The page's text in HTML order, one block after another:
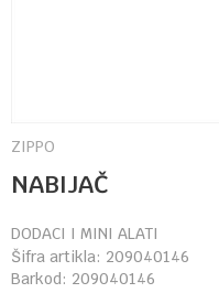
ZIPPO
NABIJAČ
DODACI I MINI ALATI
Šifra artikla: 209040146
Barkod: 209040146